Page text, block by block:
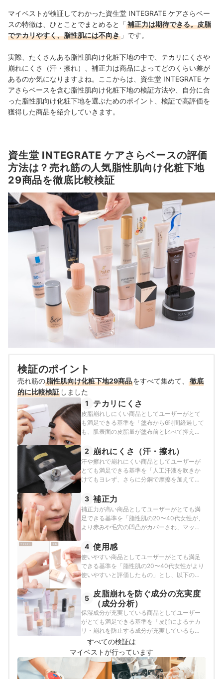
マイベストが検証してわかった資生堂 INTEGRATE ケアさらベー
スの特徴は、ひとことでまとめると「補正力は期待できる。皮脂
でテカリやすく、脂性肌には不向き 」です。
実際、たくさんある脂性肌向け化粧下地の中で、テカリにくさや
崩れにくさ（汗・擦れ）、補正力は商品によってどのくらい差が
あるのか気になりますよね。ここからは、資生堂 INTEGRATE ケ
アさらベースを含む脂性肌向け化粧下地の検証方法や、自分に合
った脂性肌向け化粧下地を選ぶためのポイント、検証で高評価を
獲得した商品を紹介していきます。
資生堂 INTEGRATE ケアさらベースの評価
方法は？売れ筋の人気脂性肌向け化粧下地
29商品を徹底比較検証
検証のポイント
売れ筋の脂性肌向け化粧下地29商品をすべて集めて、
徹底
的に比較検証 しました
1
テカリにくさ
皮脂崩れしにくい商品としてユーザーがとて
も満足できる基準を「塗布から6時間経過して
も、肌表面の皮脂量が塗布前と比べて抑えら
検証を行いました。
2 崩れにくさ（汗・擦れ）
汗や擦れで崩れにくい商品としてユーザーが
とても満足できる基準を「人工汗液を吹きか
けてもヨレず、さらに分銅で摩擦を加えても
各商品の検証を行いました。
3 補正力
補正力が高い商品としてユーザーがとても満
足できる基準を「脂性肌の20〜40代女性が、
より赤みや毛穴の凹凸がカバーされ、マット
の方法で各商品の検証を行いました。
4 使用感
使いやすい商品としてユーザーがとても満足
できる基準を「脂性肌の20〜40代女性がより
使いやすいと評価したもの」とし、以下の方
5 皮脂崩れを防ぐ成分の充実度
（成分分析）
保湿成分が充実している商品としてユーザー
がとても満足できる基準を「皮脂によるテカ
リ・崩れを防止する成分が充実しているも
の」とし、以下の方法で各商品の検証を行い
ました。
すべての検証は
マイベストが行っています